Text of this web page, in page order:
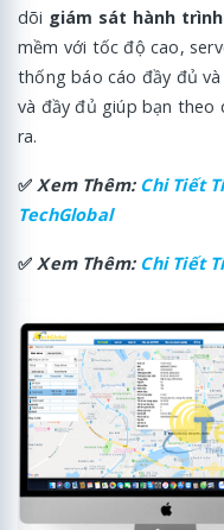
dõi giám sát hành trình
mềm với tốc độ cao,
thống báo cáo đầy đủ
và đầy đủ giúp bạn theo
ra.
✅ Xem Thêm: Chi Tiết
TechGlobal
✅Xem Thêm: Chi Tiết